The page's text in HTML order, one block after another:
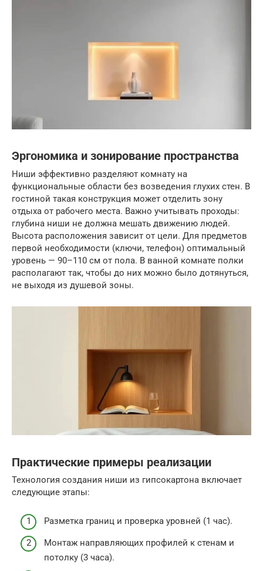
Эргономика и зонирование пространства
Ниши эффективно разделяют комнату на
функциональные области без возведения глухих стен. В
гостиной такая конструкция может отделить зону
отдыха от рабочего места. Важно учитывать проходы:
глубина ниши не должна мешать движению людей.
Высота расположения зависит от цели. Для предметов
первой необходимости (ключи, телефон) оптимальный
уровень — 90–110 см от пола. В ванной комнате полки
располагают так, чтобы до них можно было дотянуться,
не выходя из душевой зоны.
Практические примеры реализации
Технология создания ниши из гипсокартона включает
следующие этапы:
Разметка границ и проверка уровней (1 час).
Монтаж направляющих профилей к стенам и
потолку (3 часа).